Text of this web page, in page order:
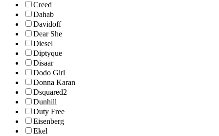
Creed
Dahab
Davidoff
Dear She
Diesel
Diptyque
Disaar
Dodo Girl
Donna Karan
Dsquared2
Dunhill
Duty Free
Eisenberg
Ekel